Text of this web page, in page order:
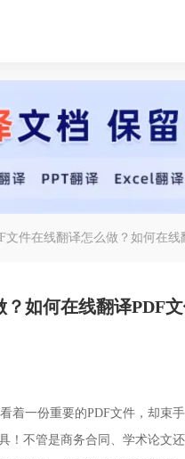
文件在线翻译怎么做？如何在线
如何在线翻译PDF
着一份重要的PDF文件，却束
！不管是商务合同、学术论文